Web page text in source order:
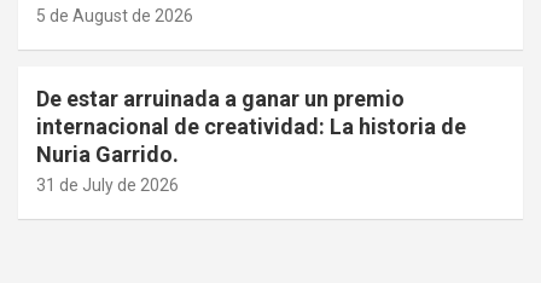
5 de August de 2026
De estar arruinada a ganar un premio
internacional de creatividad: La historia de
Nuria Garrido.
31 de July de 2026